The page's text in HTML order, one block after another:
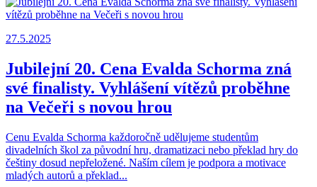
27.5.2025
Jubilejní 20. Cena Evalda Schorma zná
své finalisty. Vyhlášení vítězů proběhne
na Večeři s novou hrou
Cenu Evalda Schorma každoročně udělujeme studentům
divadelních škol za původní hru, dramatizaci nebo překlad hry do
češtiny dosud nepřeložené. Naším cílem je podpora a motivace
mladých autorů a překlad...